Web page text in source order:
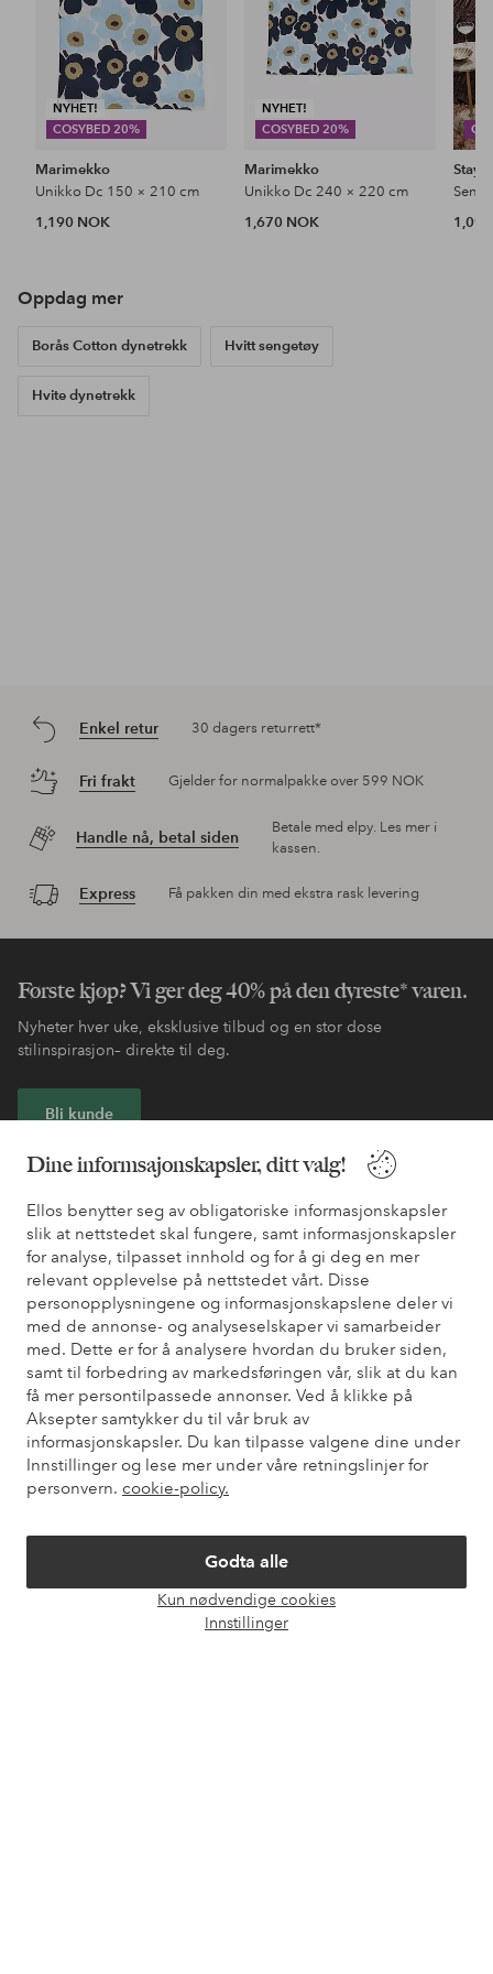
Dine informsajonskapsler, ditt valg!
Ellos benytter seg av obligatoriske informasjonskapsler
slik at nettstedet skal fungere, samt informasjonskapsler
for analyse, tilpasset innhold og for å gi deg en mer
relevant opplevelse på nettstedet vårt. Disse
personopplysningene og informasjonskapslene deler vi
med de annonse- og analyseselskaper vi samarbeider
med. Dette er for å analysere hvordan du bruker siden,
samt til forbedring av markedsføringen vår, slik at du kan
få mer persontilpassede annonser. Ved å klikke på
Aksepter samtykker du til vår bruk av
informasjonskapsler. Du kan tilpasse valgene dine under
Innstillinger og lese mer under våre retningslinjer for
personvern. cookie-policy.
Godta alle
Kun nødvendige cookies
Innstillinger
NYHET!
COSYBED 20%
Marimekko
Unikko Dc 150 × 210 cm
1,190 NOK
NYHET!
COSYBED 20%
Marimekko
Unikko Dc 240 × 220 cm
1,670 NOK
Oppdag mer
Borås Cotton dynetrekk Hvitt sengetøy
Hvite dynetrekk
Enkel retur 30 dagers returrett*
Fri frakt Gjelder for normalpakke over 599 NOK
Handle nå, betal siden
Betale med elpy. Les mer i
kassen.
Express Få pakken din med ekstra rask levering
Første kjøp? Vi ger deg 40% på den dyreste* varen.
Nyheter hver uke, eksklusive tilbud og en stor dose
stilinspirasjon– direkte til deg.
Bli kunde
* Se tilbudsvilkår ved registrering
Trenger du hjelp?
Du finner svar på de vanligste spørsmålene i vår FAQ. Du finner
også informasjon om hvordan du kan kontakte oss.
Kundeservice Bestilling Betalingsmåte
Mine sider